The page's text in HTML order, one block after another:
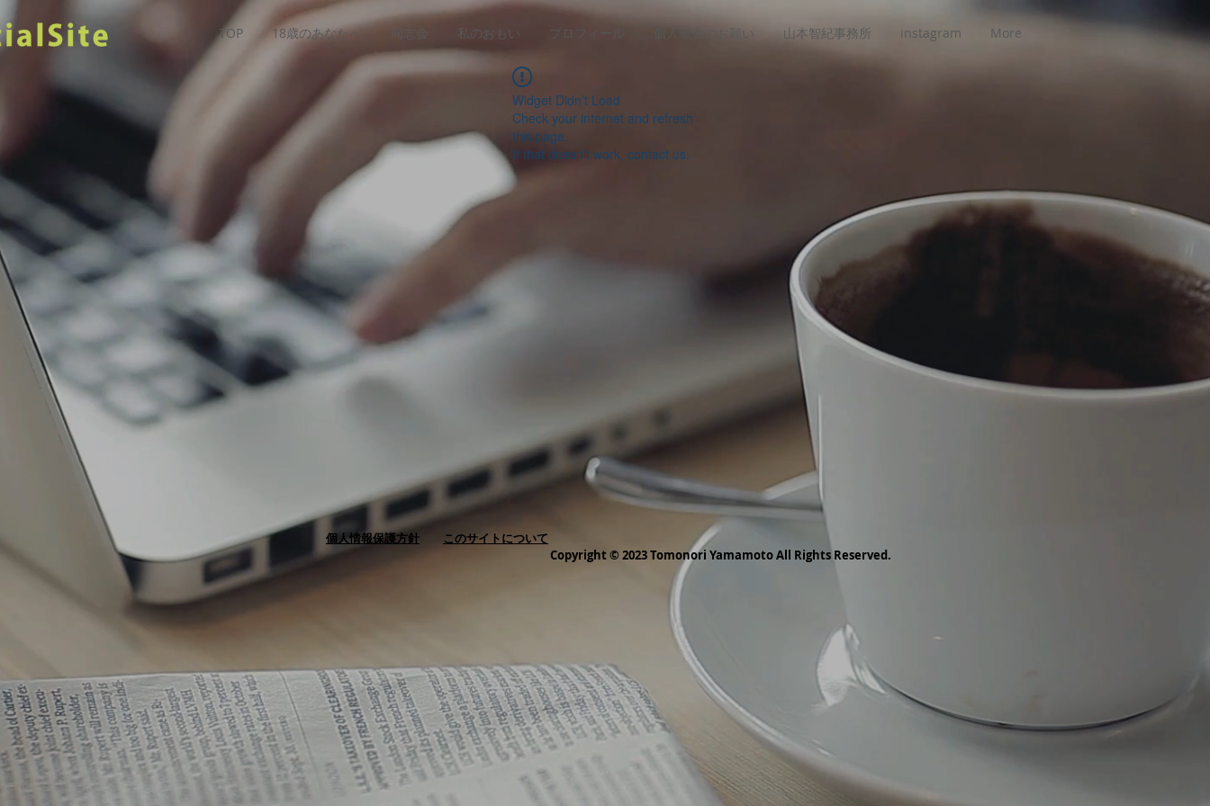
TOP 18歳のあなたへ 私のおもい プロフィール 個人献金のお願い 山本智紀事務所 instagram More
Widget Didn’t Load
Check your internet and refresh
this page.
If that doesn’t work, contact us.
個人情報保護方針
このサイトについて
Copyright © 2023 Tomonori Yamamoto All Rights Reserved.